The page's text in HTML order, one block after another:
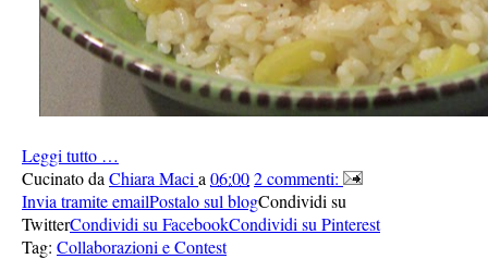
Leggi tutto …
Cucinato da Chiara Maci a 06:002 commenti:
Invia tramite emailPostalo sul blogCondividi su
TwitterCondividi su FacebookCondividi su Pinterest
Tag: Collaborazioni e Contest